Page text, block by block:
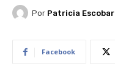
Por Patricia Escobar
Facebook